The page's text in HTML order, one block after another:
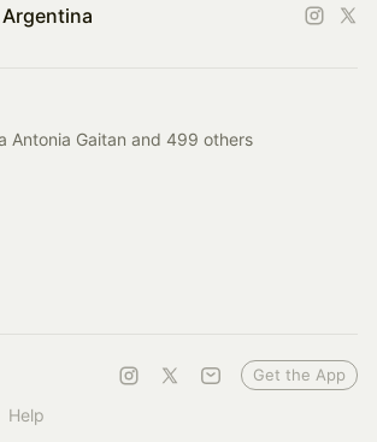
Antonia Gaitan and 499 others
Help
Get the App